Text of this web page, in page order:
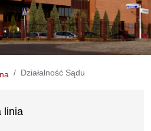
Działalność Sądu
linia